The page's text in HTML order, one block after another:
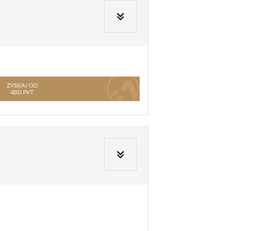
ZYSKAJ OD
480 PKT